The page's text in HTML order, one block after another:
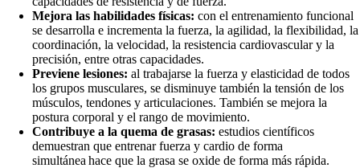
Mejora las habilidades físicas: con el entrenamiento funcional
se desarrolla e incrementa la fuerza, la agilidad, la flexibilidad, la
coordinación, la velocidad, la resistencia cardiovascular y la
precisión, entre otras capacidades.
Previene lesiones: al trabajarse la fuerza y elasticidad de todos
los grupos musculares, se disminuye también la tensión de los
músculos, tendones y articulaciones. También se mejora la
postura corporal y el rango de movimiento.
Contribuye a la quema de grasas: estudios científicos
demuestran que entrenar fuerza y cardio de forma
simultánea hace que la grasa se oxide de forma más rápida.